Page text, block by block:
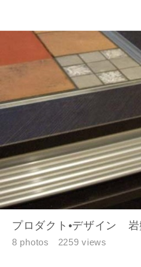
プロダクト•デザイン 岩
8 photos 2259 views